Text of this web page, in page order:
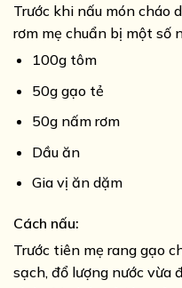
Trước khi nấu món cháo
rơm mẹ chuẩn bị một số
100g tôm
50g gạo tẻ
50g nấm rơm
Dầu ăn
Gia vị ăn dặm
Cách nấu:
Trước tiên mẹ rang gạo
sạch, đổ lượng nước vừa